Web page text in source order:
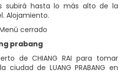
subirá hasta lo más alto de la
Alojamiento.
cerrado
prabang
de CHIANG RAI para tomar
de LUANG PRABANG en